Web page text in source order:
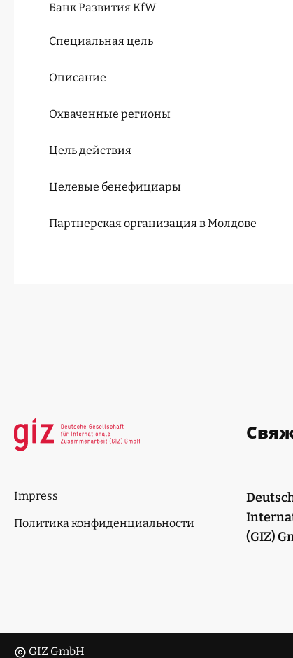
Банк Развития KfW
Специальная цель
Описание
Охваченные регионы
Цель действия
Целевые бенефициары
Партнерская организация в Молдове
Impress
Политика конфиденциальности
(GIZ)
GIZ GmbH